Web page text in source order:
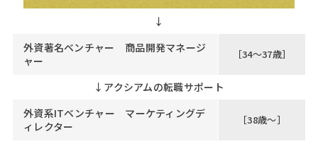
外資著名ベンチャー 商品開発マネージ
ャー
［34～37歳］
↓ アクシアムの転職サポート
外資系ITベンチャー マーケティングデ
ィレクター
［38歳～］